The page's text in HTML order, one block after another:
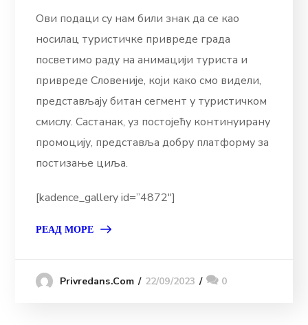
Ови подаци су нам били знак да се као
носилац туристичке привреде града
посветимо раду на анимацији туриста и
привреде Словеније, који како смо видели,
представљају битан сегмент у туристичком
смислу. Састанак, уз постојећу континуирану
промоцију, представља добру платформу за
постизање циља.
[kadence_gallery id=”4872″]
РЕАД МОРЕ
Privredans.com 22/09/2023 0